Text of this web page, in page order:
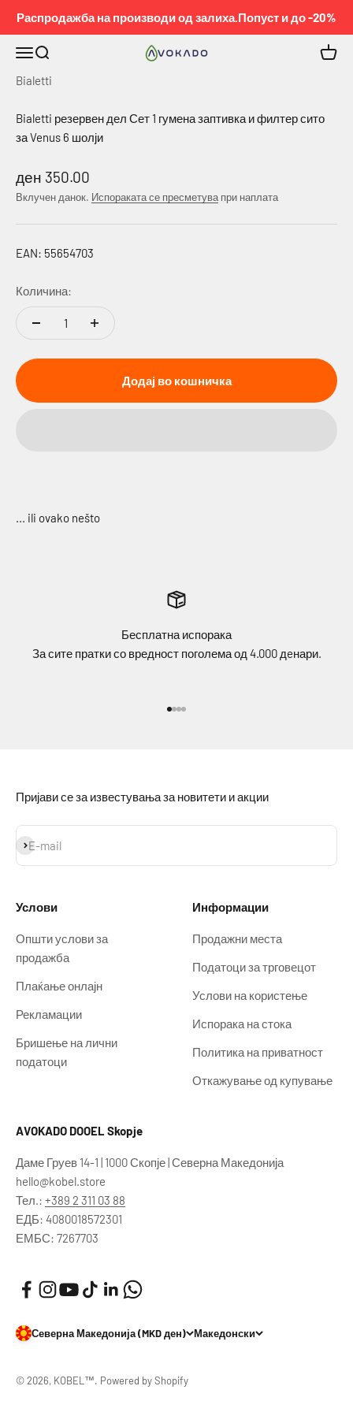
Распродажба на производи од залиха.Попуст и до -20%
MeniPretraga KOBEL™
Korpa
Bialetti
Bialetti резервен дел Сет 1 гумена заптивка и филтер сито
за Venus 6 шолји
Намалена цена
ден 350.00
Вклучен данок. Испораката се пресметува при наплата
EAN: 55654703
Количина:
Додај во кошничка
Бесплатна испорака
За сите пратки со вредност поголема од 4.000 дeнари.
Пријави се за известувања за новитети и акции
E-mail
Prijavi se
Услови
Општи услови за
продажба
Плаќање онлајн
Рекламации
Бришење на лични
податоци
Информации
Продажни места
Податоци за трговецот
Услови на користење
Испорака на стока
Политика на приватност
Откажување од купување
AVOKADO DOOEL Skopje
Даме Груев 14-1 | 1000 Скопје | Северна Македонија
hello@kobel.store
Тел.: +389 2 311 03 88
ЕДБ: 4080018572301
ЕМБС: 7267703
Северна Македонија (MKD ден) Македонски
© 2026, KOBEL™. Powered by Shopify